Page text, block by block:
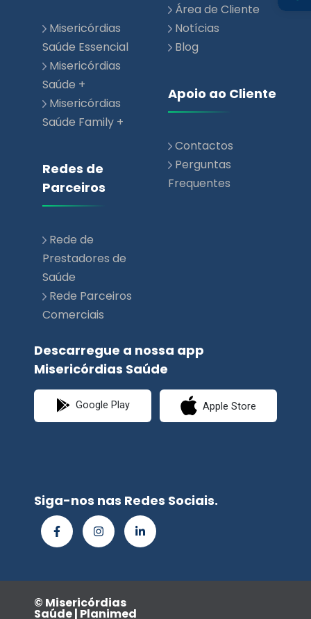
Misericórdias
Saúde Essencial
Misericórdias
Saúde +
Misericórdias
Saúde Family +
Redes de
Parceiros
Rede de
Prestadores de
Saúde
Rede Parceiros
Comerciais
Área de Cliente
Notícias
Blog
Apoio ao Cliente
Contactos
Perguntas
Frequentes
Descarregue a nossa app
Misericórdias Saúde
Google Play Apple Store
Siga-nos nas Redes Sociais.
© Misericórdias
Saúde | Planimed